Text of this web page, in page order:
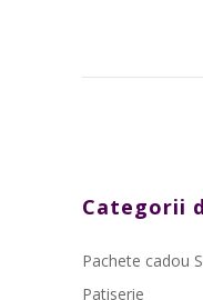
Categorii
Pachete cadou
Patiserie